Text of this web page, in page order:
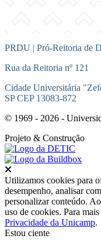
PRDU | Pró-Reitoria de
Rua da Reitoria nº 121
Cidade Universitária
SP CEP 13083-872
© 1969 - 2026 -
Projeto & Construção
Utilizamos cookies para
desempenho, analisar
personalizar conteúdo.
uso de cookies. Para
Privacidade da Unicamp.
Estou ciente